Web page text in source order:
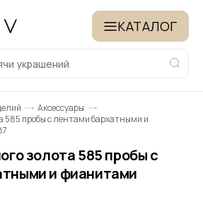
КАТАЛОГ
Аксессуары
585 пробы с лентами бархатными и
золота 585 пробы с
и фианитами